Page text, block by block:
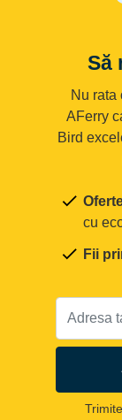
Să
Nu rata
AFerry
Bird
cu
Fii